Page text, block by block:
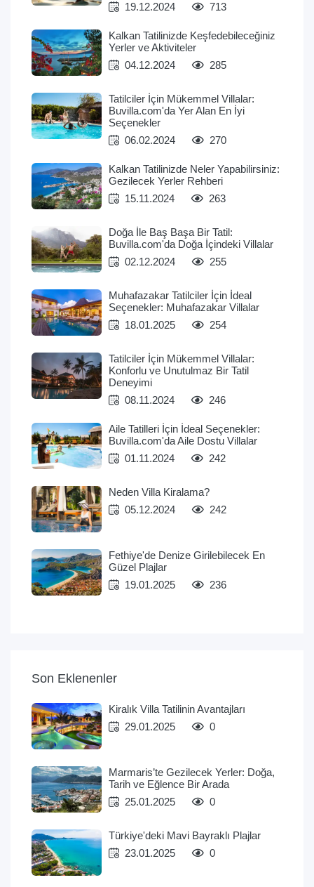
19.12.2024 713
Kalkan Tatilinizde Keşfedebileceğiniz
Yerler ve Aktiviteler
04.12.2024
285
Tatilciler İçin Mükemmel Villalar:
Buvilla.com'da Yer Alan En İyi
Seçenekler
06.02.2024
270
Kalkan Tatilinizde Neler Yapabilirsiniz:
Gezilecek Yerler Rehberi
15.11.2024
263
Doğa İle Baş Başa Bir Tatil:
Buvilla.com'da Doğa İçindeki Villalar
02.12.2024
255
Muhafazakar Tatilciler İçin İdeal
Seçenekler: Muhafazakar Villalar
18.01.2025
254
Tatilciler İçin Mükemmel Villalar:
Konforlu ve Unutulmaz Bir Tatil
Deneyimi
08.11.2024
246
Aile Tatilleri İçin İdeal Seçenekler:
Buvilla.com'da Aile Dostu Villalar
01.11.2024
242
Neden Villa Kiralama?
05.12.2024
242
Fethiye'de Denize Girilebilecek En
Güzel Plajlar
19.01.2025
236
Son Eklenenler
Kiralık Villa Tatilinin Avantajları
29.01.2025
0
Marmaris’te Gezilecek Yerler: Doğa,
Tarih ve Eğlence Bir Arada
25.01.2025
0
Türkiye'deki Mavi Bayraklı Plajlar
23.01.2025
0